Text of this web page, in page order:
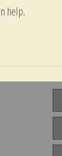
help.